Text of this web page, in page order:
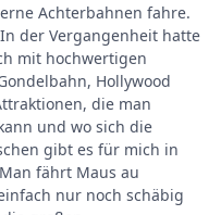
Achterbahnen fahre.
der Vergangenheit hatte
mit hochwertigen
Hollywood
die man
und wo sich die
gibt es für mich in
fährt Maus au
nur noch schäbig